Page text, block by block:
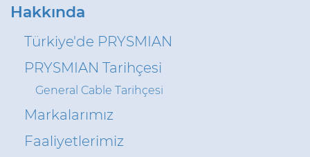
Bilgi Merkezi
Hakkında
Türkiye'de PRYSMIAN
PRYSMIAN Tarihçesi
General Cable Tarihçesi
Markalarımız
Faaliyetlerimiz